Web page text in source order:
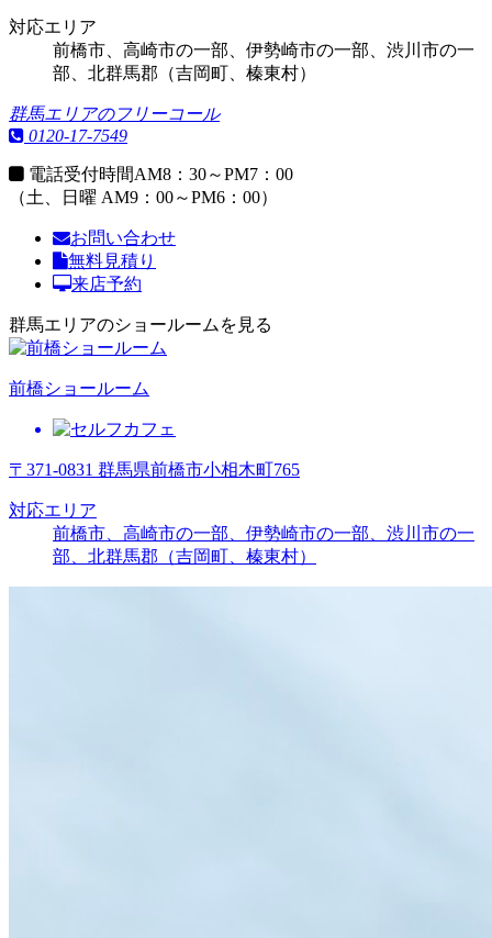
対応エリア
前橋市、高崎市の一部、伊勢崎市の一部、渋川市の一
部、北群馬郡（吉岡町、榛東村）
群馬エリアのフリーコール
0120-17-7549
電話受付時間AM8：30～PM7：00
（土、日曜 AM9：00～PM6：00）
お問い合わせ
無料見積り
来店予約
群馬エリアのショールームを見る
前橋ショールーム
〒371-0831 群馬県前橋市小相木町765
対応エリア
前橋市、高崎市の一部、伊勢崎市の一部、渋川市の一
部、北群馬郡（吉岡町、榛東村）